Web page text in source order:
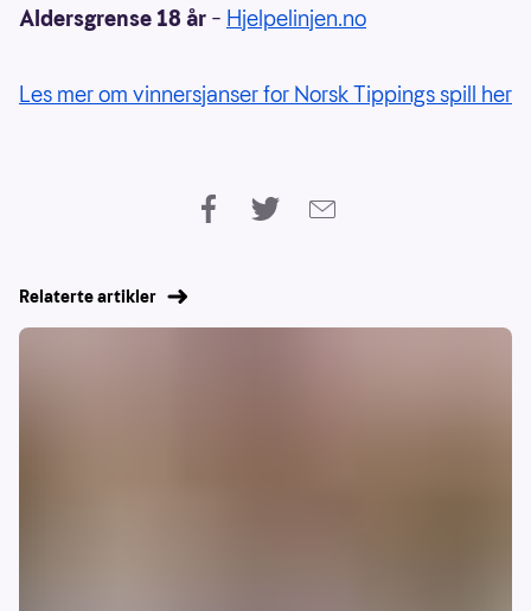
Aldersgrense 18 år – Hjelpelinjen.no
Les mer om vinnersjanser for Norsk Tippings spill her
Relaterte artikler